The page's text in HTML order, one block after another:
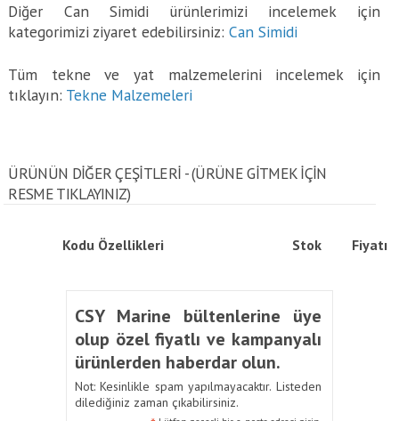
Diğer Can Simidi ürünlerimizi incelemek için
kategorimizi ziyaret edebilirsiniz:Can Simidi
Tüm tekne ve yat malzemelerini incelemek için
tıklayın: Tekne Malzemeleri
ÜRÜNÜN DİĞER ÇEŞİTLERİ - (ÜRÜNE GITMEK IÇIN
RESME TIKLAYINIZ)
Kodu Özellikleri Stok Fiyatı
CSY Marine bültenlerine üye
olup özel fiyatlı ve kampanyalı
ürünlerden haberdar olun.
Not: Kesinlikle spam yapılmayacaktır. Listeden
dilediğiniz zaman çıkabilirsiniz.